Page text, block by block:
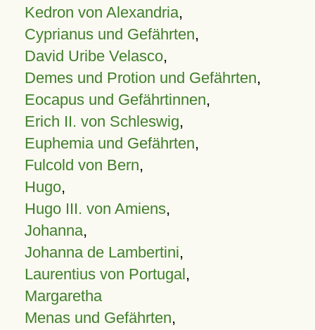
Kedron von Alexandria,
Cyprianus und Gefährten,
David Uribe Velasco,
Demes und Protion und Gefährten,
Eocapus und Gefährtinnen,
Erich II. von Schleswig,
Euphemia und Gefährten,
Fulcold von Bern,
Hugo,
Hugo III. von Amiens,
Johanna,
Johanna de Lambertini,
Laurentius von Portugal,
Margaretha
Menas und Gefährten,